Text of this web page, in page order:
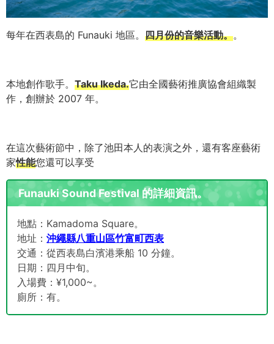
每年在西表島的 Funauki 地區。 四月份的音樂活動。。
本地創作歌手。 Taku Ikeda.它由全國藝術推廣協會組織製
作，創辦於 2007 年。
在這次藝術節中，除了池田本人的表演之外，還有客座藝術
家性能您還可以享受
Funauki Sound Festival 的詳細資訊。
地點：Kamadoma Square。
地址： 沖繩縣八重山區竹富町西表
交通：從西表島白濱港乘船 10 分鐘。
日期：四月中旬。
入場費：¥1,000~。
廁所：有。